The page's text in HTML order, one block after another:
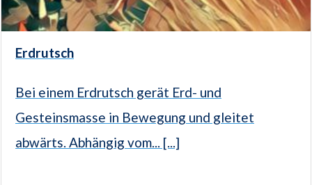
Erdrutsch
Bei einem Erdrutsch gerät Erd- und
Gesteinsmasse in Bewegung und gleitet
abwärts. Abhängig vom... [...]